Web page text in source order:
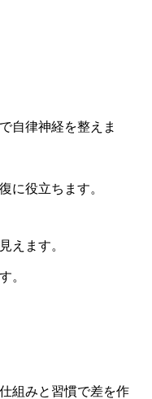
自律神経を整えま
に役立ちます。
えます。
。
組みと習慣で差を作